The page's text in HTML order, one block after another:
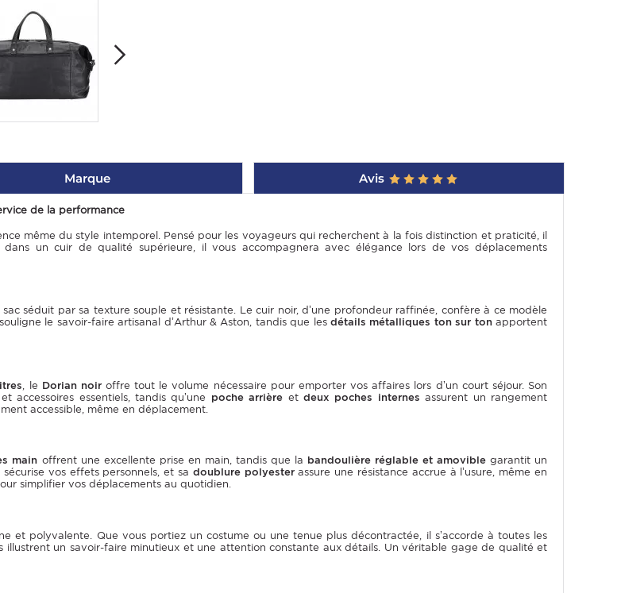
Marque Avis
de la performance
même du style intemporel. Pensé pour les voyageurs qui recherchent à la fois distinction et praticité, il
un cuir de qualité supérieure, il vous accompagnera avec élégance lors de vos déplacements
sac séduit par sa texture souple et résistante. Le cuir noir, d’une profondeur raffinée, confère à ce modèle
souligne le savoir-faire artisanal d’Arthur & Aston, tandis que les détails métalliques ton sur tonapportent
, le Dorian noiroffre tout le volume nécessaire pour emporter vos affaires lors d’un court séjour. Son
accessoires essentiels, tandis qu’une poche arrière et deux poches internes assurent un rangement
accessible, même en déplacement.
main offrent une excellente prise en main, tandis que la bandoulière réglable et amoviblegarantit un
sécurise vos effets personnels, et sa doublure polyesterassure une résistance accrue à l’usure, même en
simplifier vos déplacements au quotidien.
et polyvalente. Que vous portiez un costume ou une tenue plus décontractée, il s’accorde à toutes les
illustrent un savoir-faire minutieux et une attention constante aux détails. Un véritable gage de qualité et